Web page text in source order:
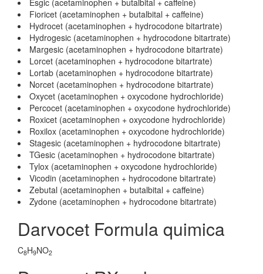
Esgic (acetaminophen + butalbital + caffeine)
Fioricet (acetaminophen + butalbital + caffeine)
Hydrocet (acetaminophen + hydrocodone bitartrate)
Hydrogesic (acetaminophen + hydrocodone bitartrate)
Margesic (acetaminophen + hydrocodone bitartrate)
Lorcet (acetaminophen + hydrocodone bitartrate)
Lortab (acetaminophen + hydrocodone bitartrate)
Norcet (acetaminophen + hydrocodone bitartrate)
Oxycet (acetaminophen + oxycodone hydrochloride)
Percocet (acetaminophen + oxycodone hydrochloride)
Roxicet (acetaminophen + oxycodone hydrochloride)
Roxilox (acetaminophen + oxycodone hydrochloride)
Stagesic (acetaminophen + hydrocodone bitartrate)
TGesic (acetaminophen + hydrocodone bitartrate)
Tylox (acetaminophen + oxycodone hydrochloride)
Vicodin (acetaminophen + hydrocodone bitartrate)
Zebutal (acetaminophen + butalbital + caffeine)
Zydone (acetaminophen + hydrocodone bitartrate)
Darvocet Formula quimica
C8H9NO2